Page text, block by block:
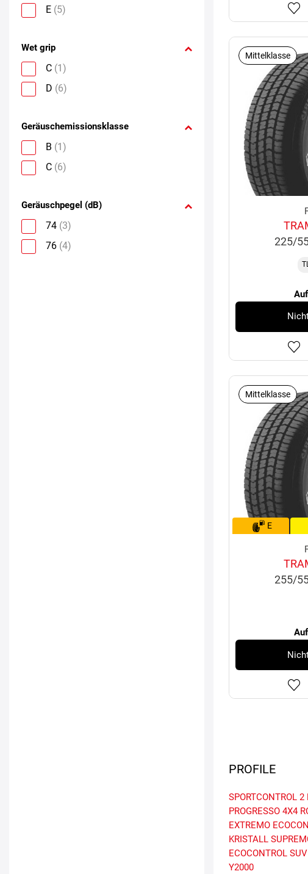
E (5)
Wet grip
C (1)
D (6)
Geräuschemissionsklasse
B (1)
C (6)
Geräuschpegel (dB)
74 (3)
76 (4)
Mittelklasse
225/
Mittelklasse
E
255/
PROFILE
SPORTCONTROL 2
PROGRESSO 4X4
EXTREMO
KRISTALL
ECOCONTROL SUV
Y2000